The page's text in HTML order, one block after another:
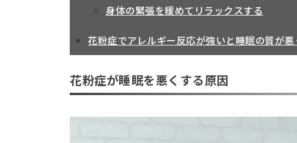
身体の緊張を緩めてリラックスする
花粉症でアレルギー反応が強いと睡眠の質が
花粉症が睡眠を悪くする原因